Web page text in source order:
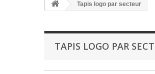
Tapis logo par secteur
TAPIS LOGO PAR